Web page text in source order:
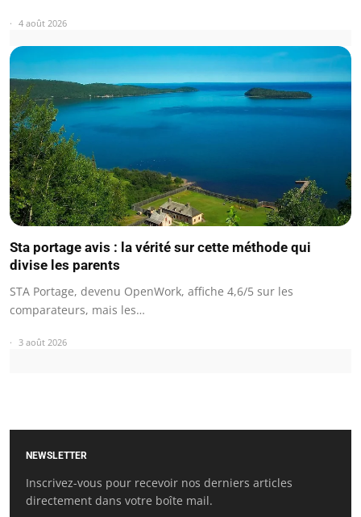
4 août 2026
Sta portage avis : la vérité sur cette méthode qui
divise les parents
STA Portage, devenu OpenWork, affiche 4,6/5 sur les
comparateurs, mais les…
3 août 2026
NEWSLETTER
Inscrivez-vous pour recevoir nos derniers articles
directement dans votre boîte mail.